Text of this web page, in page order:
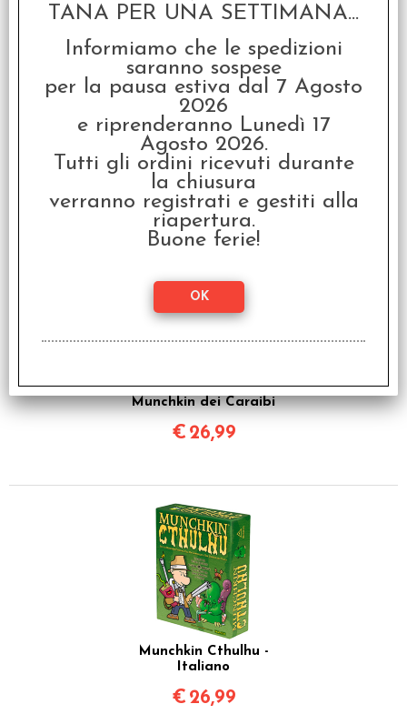
Apokalypsis - Italiano
€25,00
Munchkin dei Caraibi
€ 26,99
Munchkin Cthulhu -
Italiano
€ 26,99
TANA PER UNA SETTIMANA...
Informiamo che le spedizioni
saranno sospese
per la pausa estiva dal 7 Agosto
2026
e riprenderanno Lunedì 17
Agosto 2026.
Tutti gli ordini ricevuti durante
la chiusura
verranno registrati e gestiti alla
riapertura.
Buone ferie!